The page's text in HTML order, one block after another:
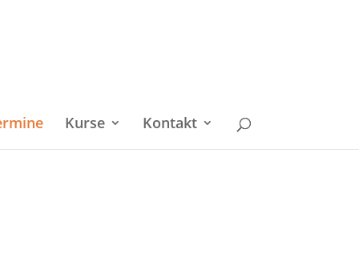
Kurse Kontakt